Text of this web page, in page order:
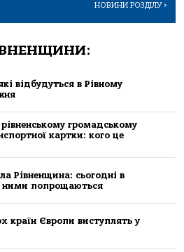
НОВИНИ РОЗДІЛУ>
відбудуться в Рівному
громадському
картки: кого це
Рівненщина: сьогодні в
ними попрощаються
країн Європи виступлять у